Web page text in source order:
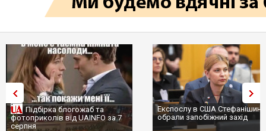
Підбірка блогожаб та
фотоприколів від UAINFO за 7
серпня
Експослу в США
обрали запобіжний захід